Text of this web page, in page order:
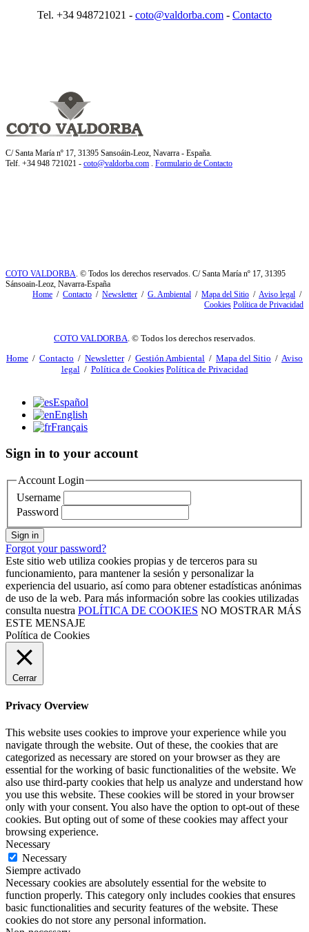
Tel. +34 948721021 - coto@valdorba.com - Contacto
C/ Santa María nº 17, 31395 Sansoáin-Leoz, Navarra - España.
Telf. +34 948 721021 - coto@valdorba.com Formulario de Contacto
COTO VALDORBA . © Todos los derechos reservados. C/ Santa María nº 17, 31395
Sánsoain-Leoz, Navarra-España
Home / Contacto / Newsletter / G. Ambiental / Mapa del Sitio / Aviso legal /
Cookies Política de Privacidad
COTO VALDORBA . © Todos los derechos reservados.
Home / Contacto / Newsletter/ Gestión Ambiental / Mapa del Sitio / Aviso
legal / Política de Cookies Política de Privacidad
Español
English
Français
Sign in to your account
Account Login
Username
Password
Sign in
Forgot your password?
Este sitio web utiliza cookies propias y de terceros para su
funcionamiento, para mantener la sesión y personalizar la
experiencia del usuario, así como para obtener estadísticas anónimas
de uso de la web. Para más información sobre las cookies utilizadas
consulta nuestra POLÍTICA DE COOKIES NO MOSTRAR MÁS
ESTE MENSAJE
Política de Cookies
Cerrar
Privacy Overview
This website uses cookies to improve your experience while you
navigate through the website. Out of these, the cookies that are
categorized as necessary are stored on your browser as they are
essential for the working of basic functionalities of the website. We
also use third-party cookies that help us analyze and understand how
you use this website. These cookies will be stored in your browser
only with your consent. You also have the option to opt-out of these
cookies. But opting out of some of these cookies may affect your
browsing experience.
Necessary
Necessary
Siempre activado
Necessary cookies are absolutely essential for the website to
function properly. This category only includes cookies that ensures
basic functionalities and security features of the website. These
cookies do not store any personal information.